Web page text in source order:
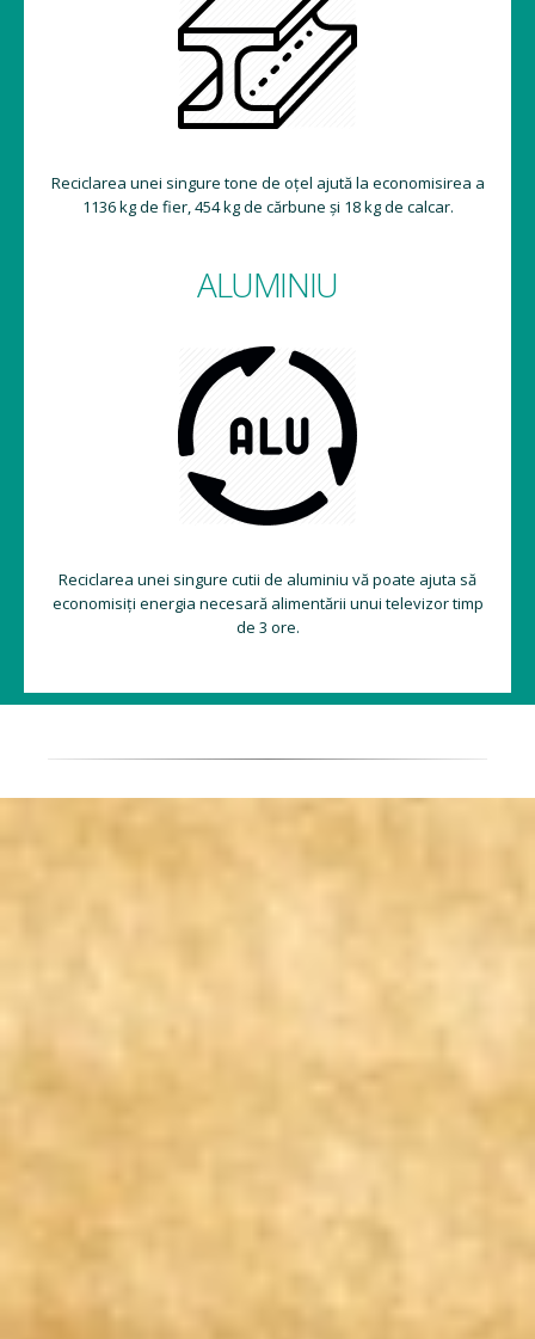
Reciclarea unei singure tone de oțel ajută la economisirea a
1136 kg de fier, 454 kg de cărbune și 18 kg de calcar.
ALUMINIU
Reciclarea unei singure cutii de aluminiu vă poate ajuta să
economisiți energia necesară alimentării unui televizor timp
de 3 ore.